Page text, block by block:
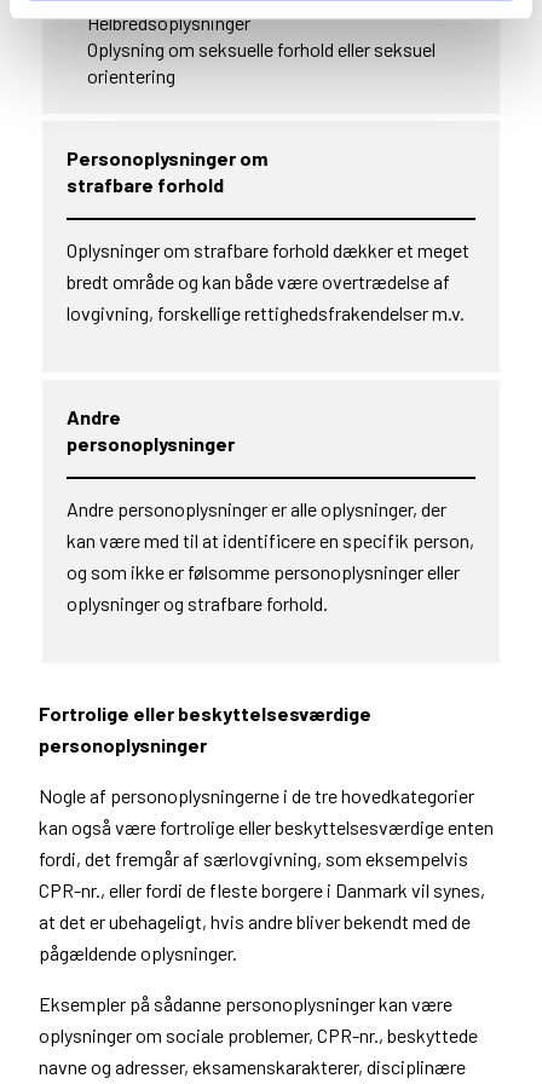
Helbredsoplysninger
Oplysning om seksuelle forhold eller seksuel
orientering
Personoplysninger om
strafbare forhold
Oplysninger om strafbare forhold dækker et meget
bredt område og kan både være overtrædelse af
lovgivning, forskellige rettighedsfrakendelser m.v.
Andre
personoplysninger
Andre personoplysninger er alle oplysninger, der
kan være med til at identificere en specifik person,
og som ikke er følsomme personoplysninger eller
oplysninger og strafbare forhold.
Fortrolige eller beskyttelsesværdige
personoplysninger
Nogle af personoplysningerne i de tre hovedkategorier
kan også være fortrolige eller beskyttelsesværdige enten
fordi, det fremgår af særlovgivning, som eksempelvis
CPR-nr., eller fordi de fleste borgere i Danmark vil synes,
at det er ubehageligt, hvis andre bliver bekendt med de
pågældende oplysninger.
Eksempler på sådanne personoplysninger kan være
oplysninger om sociale problemer, CPR-nr., beskyttede
navne og adresser, eksamenskarakterer, disciplinære